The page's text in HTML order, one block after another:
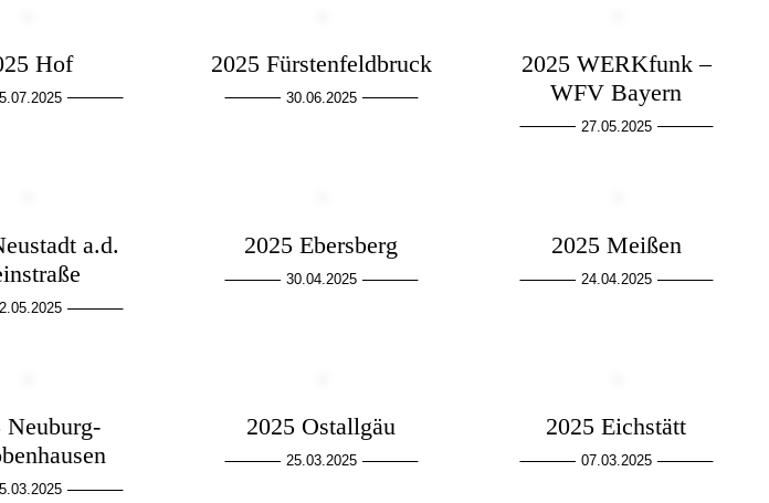
Hof 2025 Fürstenfeldbruck
30.06.2025
2025 WERKfunk –
WFV Bayern
27.05.2025
a.d.
2025 Ebersberg
30.04.2025
2025 Meißen
24.04.2025
Neuburg-
2025 Ostallgäu
25.03.2025
2025 Eichstätt
07.03.2025